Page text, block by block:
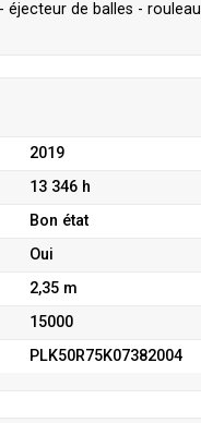
de balles -
2019
13 346 h
Bon état
Oui
2,35 m
15000
PLK50R75K07382004